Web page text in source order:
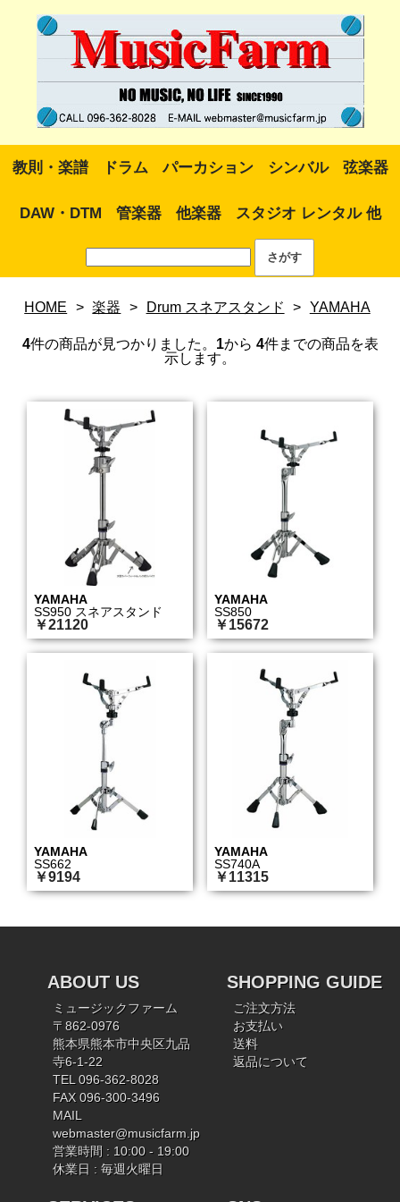
教則・楽譜 ドラム パーカション シンバル 弦楽器
DAW・DTM 管楽器 他楽器 スタジオ レンタル 他
HOME > 楽器 > Drum スネアスタンド > YAMAHA
4件の商品が見つかりました。 1から 4件までの商品を表
示します。
YAMAHA
SS950 スネアスタンド
￥21120
YAMAHA
SS850
￥15672
YAMAHA
SS662
￥9194
YAMAHA
SS740A
￥11315
ABOUT US
ミュージックファーム
〒862-0976
熊本県熊本市中央区九品
寺6-1-22
TEL 096-362-8028
FAX 096-300-3496
MAIL
webmaster@musicfarm.jp
営業時間 : 10:00 - 19:00
休業日 : 毎週火曜日
SHOPPING GUIDE
ご注文方法
お支払い
送料
返品について